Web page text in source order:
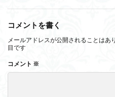
コメントを書く
メールアドレスが公開されることはあ
目です
コメント ※